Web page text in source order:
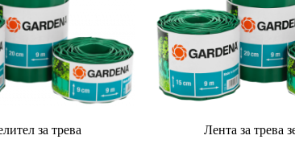
за трева Лента за трева